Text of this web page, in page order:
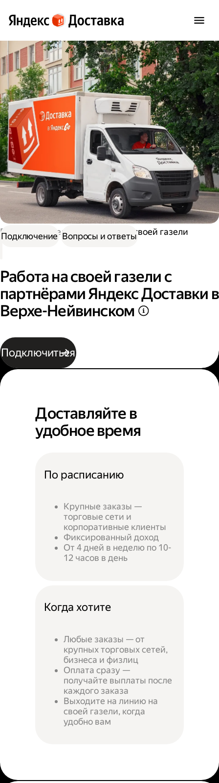
Работа водителем Работа на своей газели
Работа на своей газели с
партнёрами Яндекс Доставки в
Верхе-Нейвинском
Подключиться
Подключение Вопросы и ответы
Доставляйте в
удобное время
По расписанию
Крупные заказы —
торговые сети и
корпоративные клиенты
Фиксированный доход
От 4 дней в неделю по 10-
12 часов в день
Когда хотите
Любые заказы — от
крупных торговых сетей,
бизнеса и физлиц
Оплата сразу —
получайте выплаты после
каждого заказа
Выходите на линию на
своей газели, когда
удобно вам